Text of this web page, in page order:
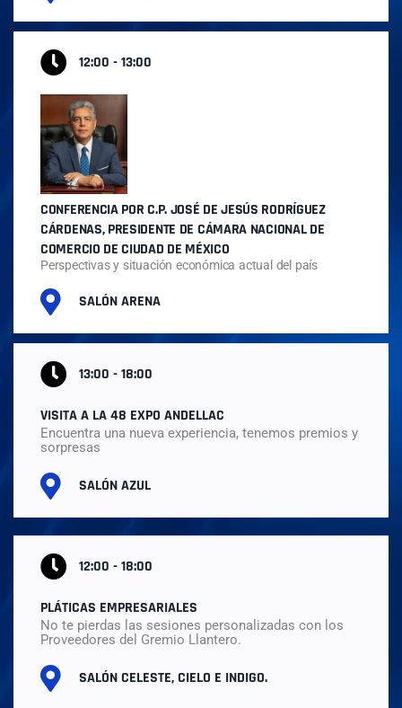
12:00 - 13:00
CONFERENCIA POR C.P. JOSÉ DE JESÚS RODRÍGUEZ
CÁRDENAS, PRESIDENTE DE CÁMARA NACIONAL DE
COMERCIO DE CIUDAD DE MÉXICO
Perspectivas y situación económica actual del país
SALÓN ARENA
13:00 - 18:00
VISITA A LA 48 EXPO ANDELLAC​
Encuentra una nueva experiencia, tenemos premios y
sorpresas​
SALÓN AZUL
12:00 - 18:00
PLÁTICAS EMPRESARIALES
No te pierdas las sesiones personalizadas con los
Proveedores del Gremio Llantero.
SALÓN CELESTE, CIELO E INDIGO.​